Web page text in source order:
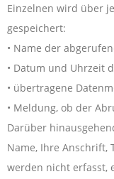
Einzelnen wird über
gespeichert:
• Name der
• Datum und Uhrzeit
• übertragene
• Meldung, ob der
Darüber
Name, Ihre Anschrift,
werden nicht erfasst,